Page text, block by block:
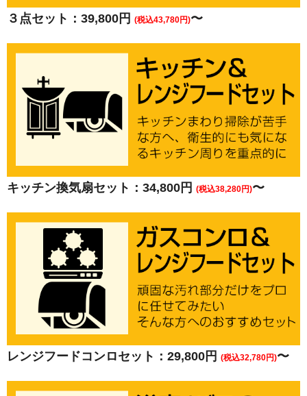
３点セット：39,800円 (税込43,780円)〜
キッチン換気扇セット：34,800円 (税込38,280円)〜
レンジフードコンロセット：29,800円 (税込32,780円)〜